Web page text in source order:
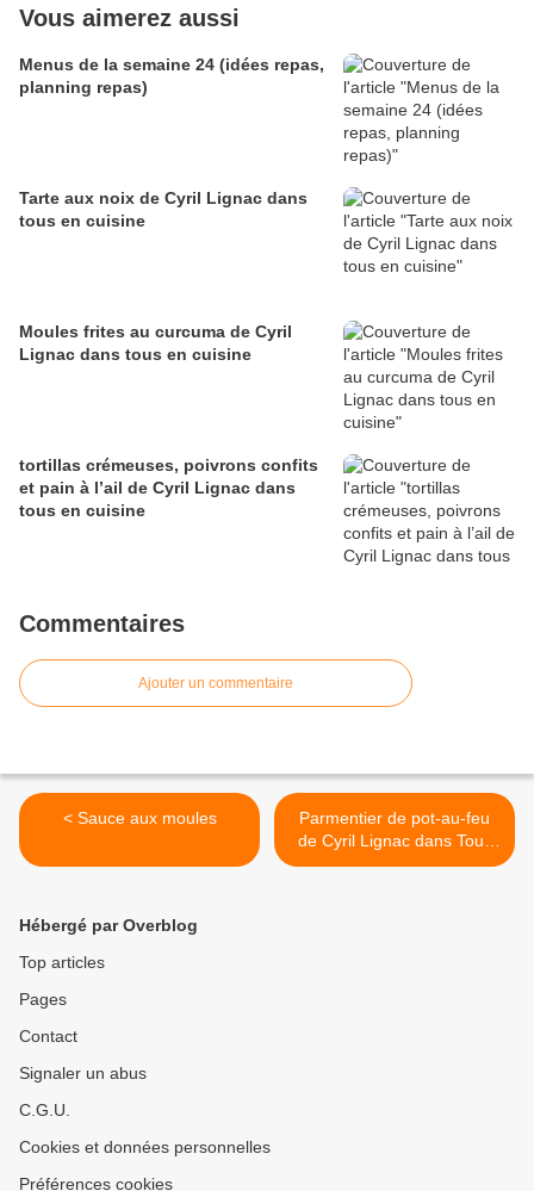
Vous aimerez aussi
Menus de la semaine 24 (idées repas,
planning repas)
Tarte aux noix de Cyril Lignac dans
tous en cuisine
Moules frites au curcuma de Cyril
Lignac dans tous en cuisine
tortillas crémeuses, poivrons confits
et pain à l’ail de Cyril Lignac dans
tous en cuisine
Commentaires
Ajouter un commentaire
< Sauce aux moules
Parmentier de pot-au-feu
de Cyril Lignac dans Tous
en cuisine >
Hébergé par Overblog
Top articles
Pages
Contact
Signaler un abus
C.G.U.
Cookies et données personnelles
Préférences cookies